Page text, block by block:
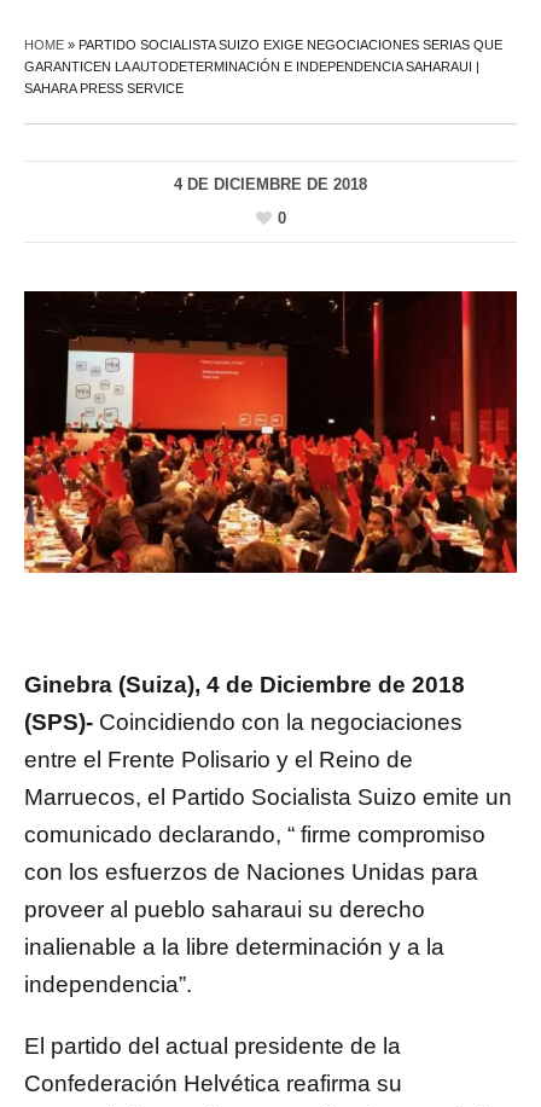
HOME » PARTIDO SOCIALISTA SUIZO EXIGE NEGOCIACIONES SERIAS QUE
GARANTICEN LA AUTODETERMINACIÓN E INDEPENDENCIA SAHARAUI |
SAHARA PRESS SERVICE
4 DE DICIEMBRE DE 2018
0
Ginebra (Suiza), 4 de Diciembre de 2018
(SPS)- Coincidiendo con la negociaciones
entre el Frente Polisario y el Reino de
Marruecos, el Partido Socialista Suizo emite un
comunicado declarando, “ firme compromiso
con los esfuerzos de Naciones Unidas para
proveer al pueblo saharaui su derecho
inalienable a la libre determinación y a la
independencia”.
El partido del actual presidente de la
Confederación Helvética reafirma su